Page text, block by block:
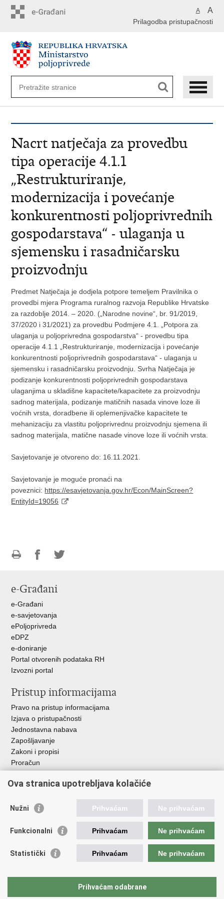
A A
Prilagodba pristupačnosti
Nacrt natječaja za provedbu
tipa operacije 4.1.1
„Restrukturiranje,
modernizacija i povećanje
konkurentnosti poljoprivrednih
gospodarstava“ - ulaganja u
sjemensku i rasadničarsku
proizvodnju
Predmet Natječaja je dodjela potpore temeljem Pravilnika o
provedbi mjera Programa ruralnog razvoja Republike Hrvatske
za razdoblje 2014. – 2020. („Narodne novine“, br. 91/2019,
37/2020 i 31/2021) za provedbu Podmjere 4.1. „Potpora za
ulaganja u poljoprivredna gospodarstva“ - provedbu tipa
operacije 4.1.1 „Restrukturiranje, modernizacija i povećanje
konkurentnosti poljoprivrednih gospodarstava“ - ulaganja u
sjemensku i rasadničarsku proizvodnju. Svrha Natječaja je
podizanje konkurentnosti poljoprivrednih gospodarstava
ulaganjima u skladišne kapacitete/kapacitete za proizvodnju
sadnog materijala, podizanje matičnih nasada vinove loze ili
voćnih vrsta, doradbene ili oplemenjivačke kapacitete te
mehanizaciju za vlastitu poljoprivrednu proizvodnju sjemena ili
sadnog materijala, matične nasade vinove loze ili voćnih vrsta.
Savjetovanje je otvoreno do: 16.11.2021.
Savjetovanje je moguće pronaći na
poveznici: https://esavjetovanja.gov.hr/Econ/MainScreen?
EntityId=19056
FacebookuTwitteru
e-Građani
e-Građani
e-savjetovanja
ePoljoprivreda
eDPZ
e-doniranje
Portal otvorenih podataka RH
Izvozni portal
Pristup informacijama
Pravo na pristup informacijama
Izjava o pristupačnosti
Jednostavna nabava
Zapošljavanje
Zakoni i propisi
Proračun
RH
Važne poveznice
Hrvatska agencija za poljoprivredu i hranu
Agencija za plaćanja u poljoprivredi, ribarstvu i ruralnom
razvoju
Hrvatske šume
Pučka pravobraniteljica
Ova stranica upotrebljava kolačiće
Nužni Prihvaćam Ne prihvaćam
Funkcionalni Prihvaćam Ne prihvaćam
Statistički Prihvaćam Ne prihvaćam
Prihvaćam odabrane